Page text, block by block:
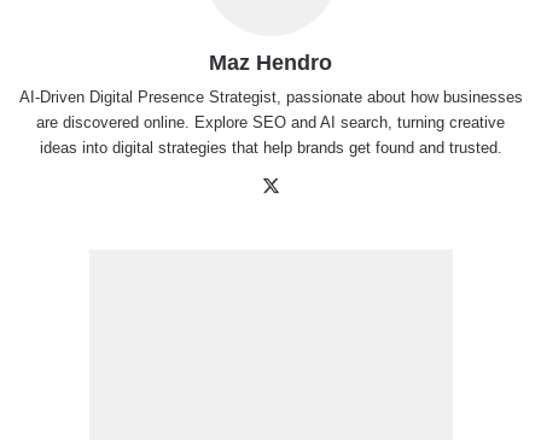
Maz Hendro
AI-Driven Digital Presence Strategist, passionate about how businesses
are discovered online. Explore SEO and AI search, turning creative
ideas into digital strategies that help brands get found and trusted.